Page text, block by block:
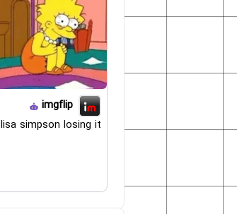
imgflip
lisa simpson losing it